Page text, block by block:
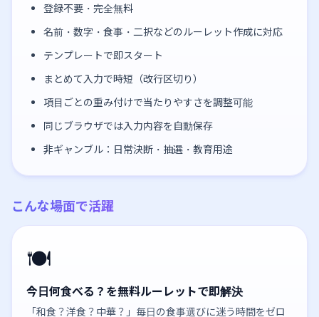
登録不要・完全無料
名前・数字・食事・二択などのルーレット作成に対応
テンプレートで即スタート
まとめて入力で時短（改行区切り）
項目ごとの重み付けで当たりやすさを調整可能
同じブラウザでは入力内容を自動保存
非ギャンブル：日常決断・抽選・教育用途
こんな場面で活躍
🍽️
今日何食べる？を無料ルーレットで即解決
「和食？洋食？中華？」毎日の食事選びに迷う時間をゼロ